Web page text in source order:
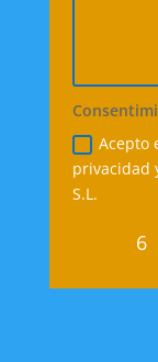
Acepto
privacidad
S.L.
6